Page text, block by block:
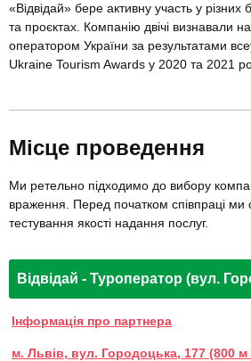
«Відвідай» бере активну участь у різних
та проєктах. Компанію двічі визнавали
оператором України за результатами
Ukraine Tourism Awards у 2020 та 2021
Місце проведення
Ми ретельно підходимо до вибору
враження. Перед початком співпраці
тестування якості надання послуг.
Відвідай - Туроператор (вул.
Інформація про партнера
м. Львів, вул. Городоцька, 177 (800 м